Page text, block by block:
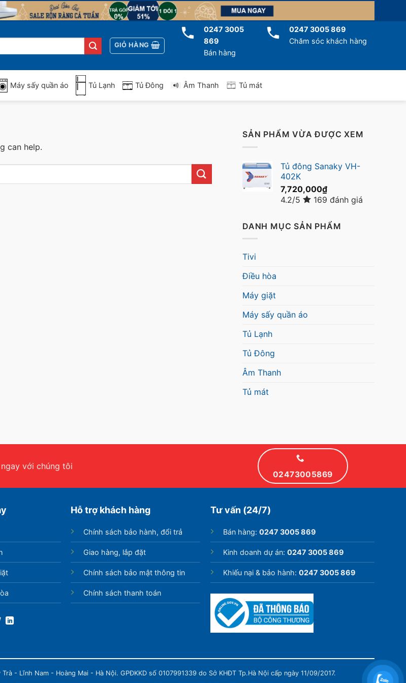
GIỎ HÀNG
0247 3005
869
Bán hàng
0247 3005 869
Chăm sóc khách hàng
Máy sấy quần áo Tủ Lạnh Tủ Đông Âm Thanh Tủ mát
can help.
SẢN PHẨM VỪA ĐƯỢC XEM
Tủ đông Sanaky VH-
402K
7,720,000₫
4.2/5
169 đánh giá
DANH MỤC SẢN PHẨM
Tivi
Điều hòa
Máy giặt
Máy sấy quần áo
Tủ Lạnh
Tủ Đông
Âm Thanh
Tủ mát
với chúng tôi
02473005869
Hỗ trợ khách hàng
Chính sách bảo hành, đổi trả
Giao hàng, lắp đặt
Chính sách bảo mật thông tin
Chính sách thanh toán
Tư vấn (24/7)
Bán hàng: 0247 3005 869
Kinh doanh dự án: 0247 3005 869
Khiếu nại & bảo hành: 0247 3005 869
- Lĩnh Nam - Hoàng Mai - Hà Nội. GPĐKKD số 0107991339 do Sở KHĐT Tp.Hà Nội cấp ngày 11/09/2017.